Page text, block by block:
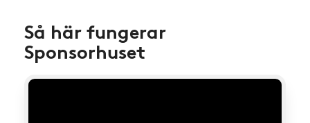
Så här fungerar
Sponsorhuset